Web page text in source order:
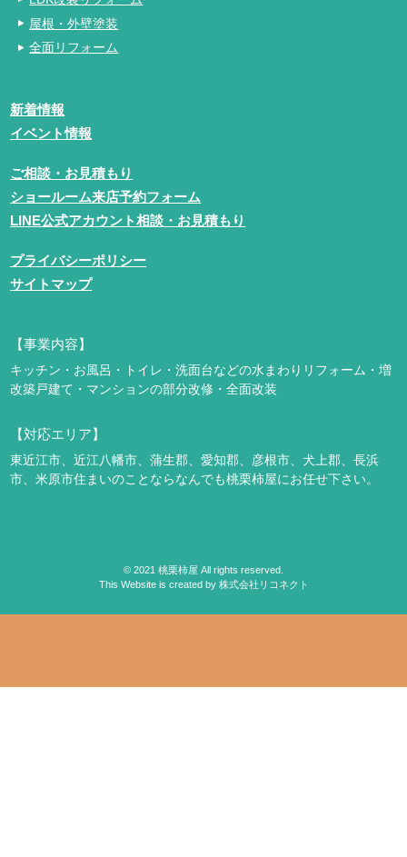
屋根・外壁塗装
全面リフォーム
新着情報
イベント情報
ご相談・お見積もり
ショールーム来店予約フォーム
LINE公式アカウント相談・お見積もり
プライバシーポリシー
サイトマップ
【事業内容】
キッチン・お風呂・トイレ・洗面台などの水まわりリフォーム・増
改築戸建て・マンションの部分改修・全面改装
【対応エリア】
東近江市、近江八幡市、蒲生郡、愛知郡、彦根市、犬上郡、長浜
市、米原市住まいのことならなんでも桃栗柿屋にお任せ下さい。
© 2021 桃栗柿屋 All rights reserved.
This Website is created by 株式会社リコネクト